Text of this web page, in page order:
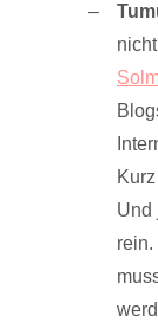
Und
rein.